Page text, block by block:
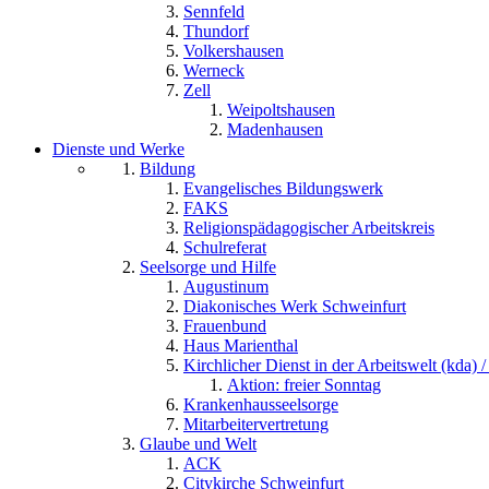
Sennfeld
Thundorf
Volkershausen
Werneck
Zell
Weipoltshausen
Madenhausen
Dienste und Werke
Bildung
Evangelisches Bildungswerk
FAKS
Religionspädagogischer Arbeitskreis
Schulreferat
Seelsorge und Hilfe
Augustinum
Diakonisches Werk Schweinfurt
Frauenbund
Haus Marienthal
Kirchlicher Dienst in der Arbeitswelt (kda) /
Aktion: freier Sonntag
Krankenhausseelsorge
Mitarbeitervertretung
Glaube und Welt
ACK
Citykirche Schweinfurt